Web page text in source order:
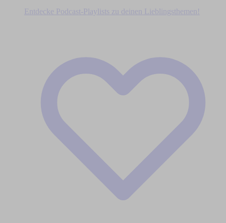
Entdecke Podcast-Playlists zu deinen Lieblingsthemen!